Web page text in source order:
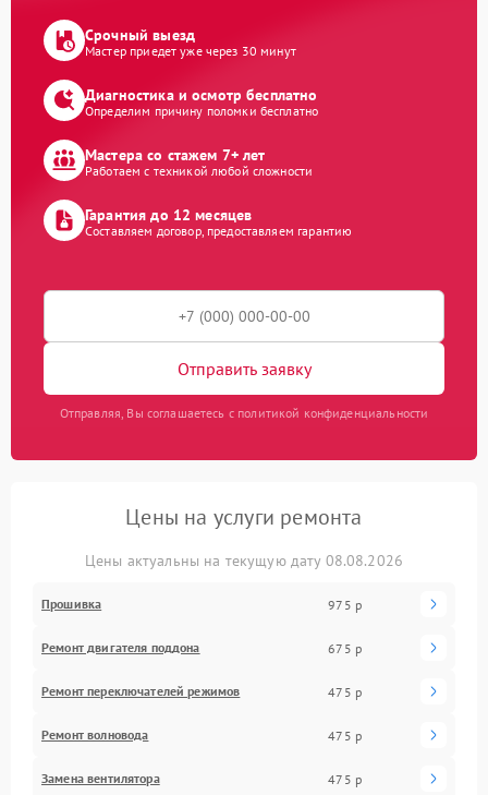
Срочный выезд
Мастер приедет уже через 30 минут
Диагностика и осмотр бесплатно
Определим причину поломки бесплатно
Мастера со стажем 7+ лет
Работаем с техникой любой сложности
Гарантия до 12 месяцев
Составляем договор, предоставляем гарантию
Отправить заявку
Отправляя, Вы соглашаетесь с политикой конфиденциальности
Цены на услуги ремонта
Цены актуальны на текущую дату 08.08.2026
Прошивка 975 р
Ремонт двигателя поддона 675 р
Ремонт переключателей режимов 475 р
Ремонт волновода 475 р
Замена вентилятора 475 р